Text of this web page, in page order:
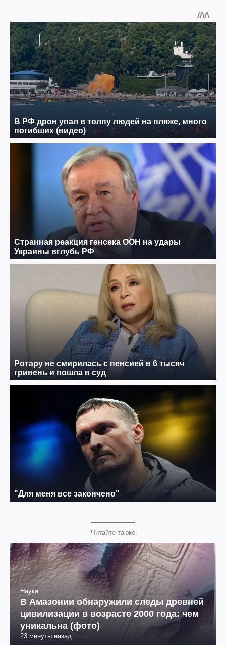
Читайте также
Наука
В Амазонии обнаружили следы древней
цивилизации в возрасте 2000 года: чем
уникальна (фото)
23 минуты назад